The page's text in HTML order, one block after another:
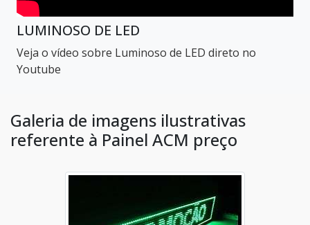
LUMINOSO DE LED
Veja o vídeo sobre Luminoso de LED direto no
Youtube
Galeria de imagens ilustrativas
referente à Painel ACM preço